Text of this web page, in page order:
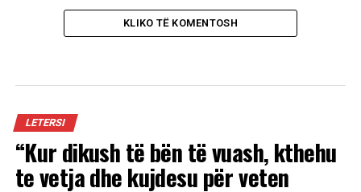
KLIKO TË KOMENTOSH
LETERSI
“Kur dikush të bën të vuash, kthehu
te vetja dhe kujdesu për veten